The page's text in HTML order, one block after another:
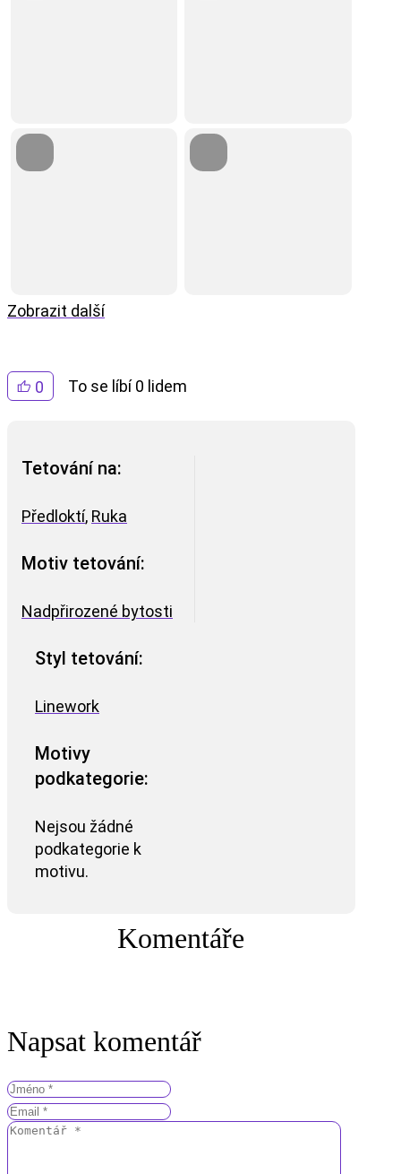
0 To se líbí 0 lidem
Tetování na:
Předloktí, Ruka
Motiv tetování:
Nadpřirozené bytosti
Styl tetování:
Linework
Motivy
podkategorie:
Nejsou žádné
podkategorie k
motivu.
Komentáře
Napsat komentář
Zobrazit další